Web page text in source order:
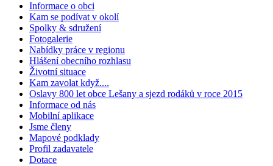
Informace o obci
Kam se podívat v okolí
Spolky & sdružení
Fotogalerie
Nabídky práce v regionu
Hlášení obecního rozhlasu
Životní situace
Kam zavolat když....
Oslavy 800 let obce Lešany a sjezd rodáků v roce 2015
Informace od nás
Mobilní aplikace
Jsme členy
Mapové podklady
Profil zadavatele
Dotace